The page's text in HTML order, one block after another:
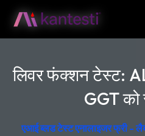
लिवर फंक्शन टेस्ट:
GGT
एआई ब्लड टेस्ट एनालाइजर फ्री - लैब